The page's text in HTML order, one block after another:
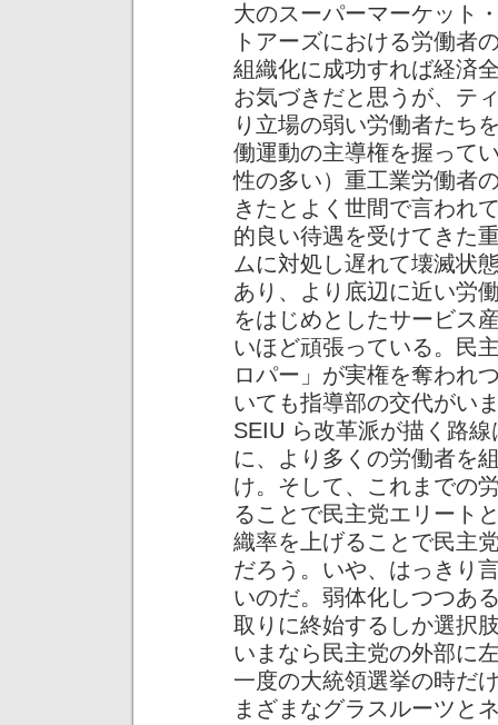
大のスーパーマーケット
トアーズにおける労働者
組織化に成功すれば経済
お気づきだと思うが、テ
り立場の弱い労働者たち
働運動の主導権を握って
性の多い）重工業労働者
きたとよく世間で言われ
的良い待遇を受けてきた
ムに対処し遅れて壊滅状
あり、より底辺に近い労
をはじめとしたサービス
いほど頑張っている。民
ロパー」が実権を奪われ
いても指導部の交代がい
SEIU ら改革派が描く路
に、より多くの労働者を
け。そして、これまでの
ることで民主党エリート
織率を上げることで民主
だろう。いや、はっきり
いのだ。弱体化しつつあ
取りに終始するしか選択
いまなら民主党の外部に
一度の大統領選挙の時だ
まざまなグラスルーツと